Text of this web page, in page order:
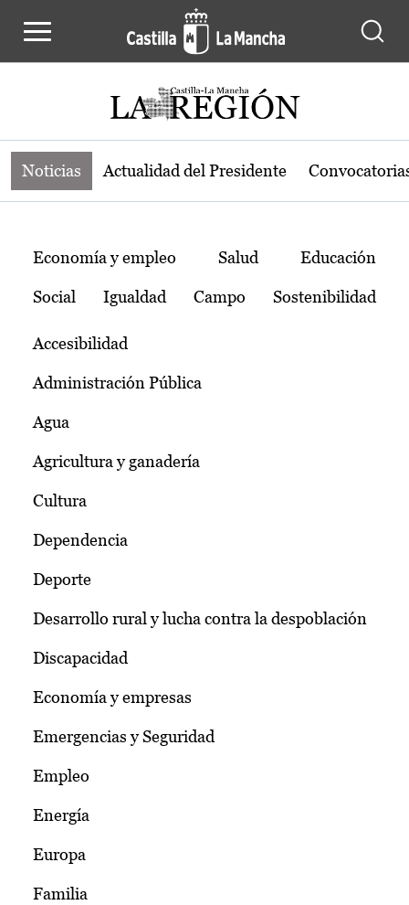
Noticias de la región de Castilla-La
Noticias Actualidad del Presidente
Temas
Economía y empleo Salud Educación
Social Igualdad Campo Sostenibilidad
Accesibilidad
Administración Pública
Agua
Agricultura y ganadería
Cultura
Dependencia
Deporte
Desarrollo rural y lucha contra la despoblación
Discapacidad
Economía y empresas
Emergencias y Seguridad
Empleo
Energía
Europa
Familia